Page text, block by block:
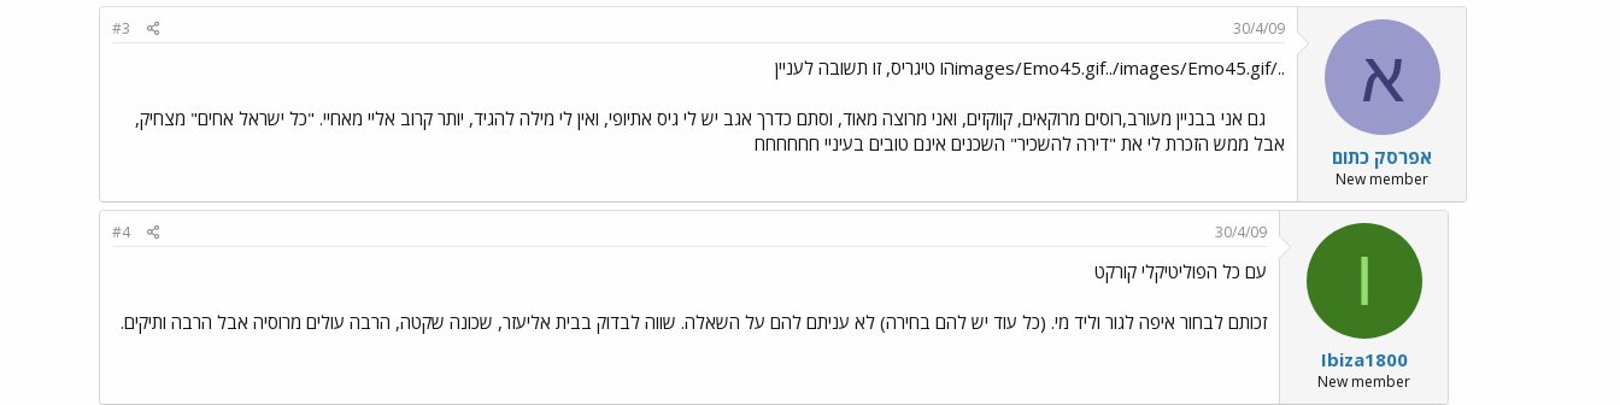
א
אפרסק כתום
New member
30/4/09
#3
../images/Emo45.gif../images/Emo45.gifהו טיגריס, זו תשובה לעניין
גם אני בבניין מעורב,רוסים מרוקאים, קווקזים, ואני מרוצה מאוד, וסתם כדרך אגב יש לי גיס אתיופי, ואין לי מילה להגיד, יותר קרוב אליי מאחיי. "כל ישראל אחים" מצחיק,
אבל ממש הזכרת לי את "דירה להשכיר" השכנים אינם טובים בעיניי חחחחחח
I
Ibiza1800
New member
30/4/09
#4
עם כל הפוליטיקלי קורקט
זכותם לבחור איפה לגור וליד מי. (כל עוד יש להם בחירה) לא עניתם להם על השאלה. שווה לבדוק בבית אליעזר, שכונה שקטה, הרבה עולים מרוסיה אבל הרבה ותיקים.